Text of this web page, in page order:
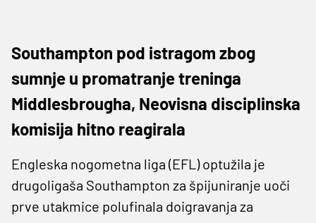
Southampton pod istragom zbog
sumnje u promatranje treninga
Middlesbrougha, Neovisna disciplinska
komisija hitno reagirala
Engleska nogometna liga (EFL) optužila je
drugoligaša Southampton za špijuniranje uoči
prve utakmice polufinala doigravanja za